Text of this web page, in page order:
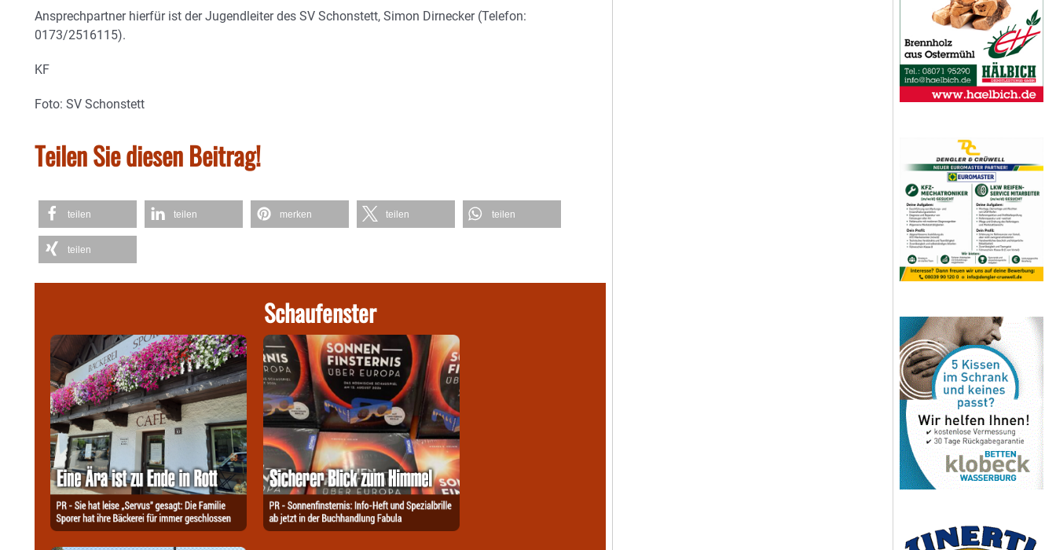
Ansprechpartner hierfür ist der Jugendleiter des SV Schonstett, Simon Dirnecker (Telefon:
0173/2516115).
KF
Foto: SV Schonstett
Teilen Sie diesen Beitrag!
teilen teilen merken teilen teilen
teilen
Schaufenster